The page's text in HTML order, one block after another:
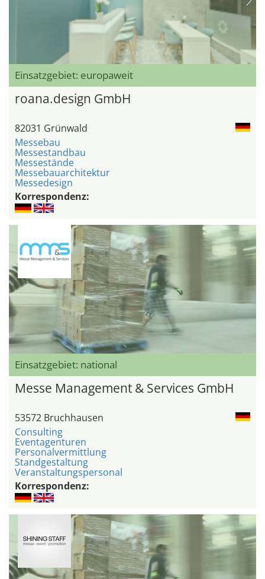
Einsatzgebiet: europaweit
roana.design GmbH
82031 Grünwald
Messebau
Messestandbau
Messestände
Messebauarchitektur
Messedesign
Korrespondenz:
Einsatzgebiet: national
Messe Management & Services GmbH
53572 Bruchhausen
Consulting
Eventagenturen
Personalvermittlung
Standgestaltung
Veranstaltungspersonal
Korrespondenz: